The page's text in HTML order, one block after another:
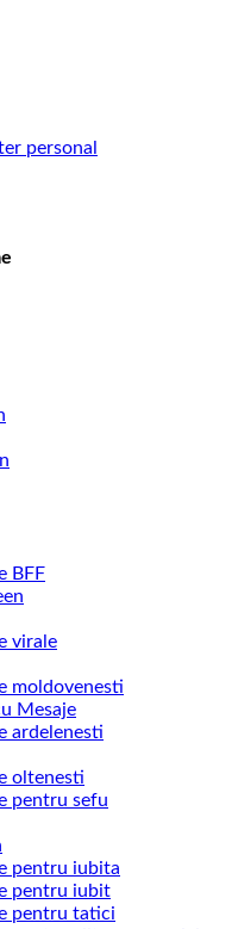
personal
BFF
virale
moldovenesti
Mesaje
ardelenesti
oltenesti
pentru sefu
pentru iubita
pentru iubit
pentru tatici